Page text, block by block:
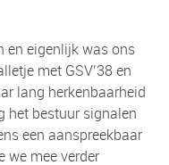
en eigenlijk was ons
met GSV’38 en
lang herkenbaarheid
het bestuur signalen
een aanspreekbaar
we mee verder